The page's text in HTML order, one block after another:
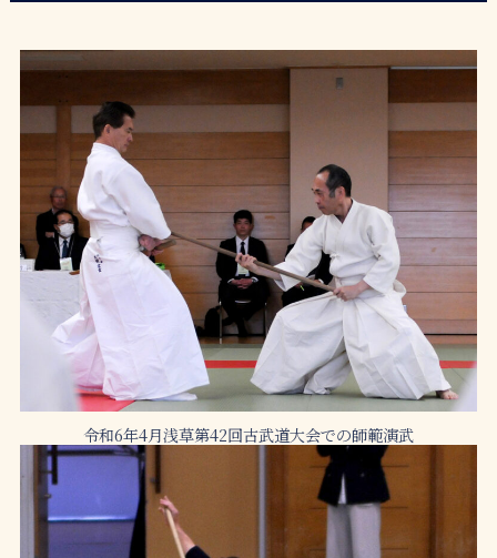
令和6年4月浅草第42回古武道大会での師範演武